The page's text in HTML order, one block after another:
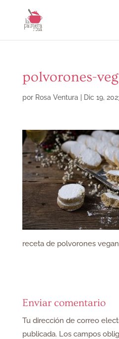
polvorones-
por Rosa Ventura Dic 19,
receta de polvorones
Enviar comentario
Tu dirección de correo
publicada. Los campos